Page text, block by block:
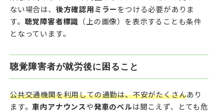
ない場合は、 後方確認用ミラーをつける必要がありま
す。 聴覚障害者標識 （上の画像）を表示することも条件
となっています。
聴覚障害者が就労後に困ること
公共交通機関を利用しての通勤は、不安がたくさんあり
ます。車内アナウンスや発車のベルは聞こえず、とても危